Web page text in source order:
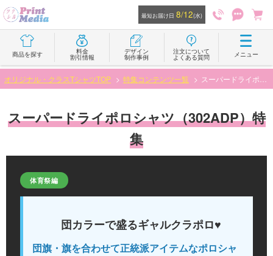
最短お届け日 8/12(水)
商品を探す 料金
割引情報
デザイン
制作事例
注文について
よくある質問 メニュー
オリジナル・クラスTシャツTOP 特集コンテンツ一覧
スーパードライポロシャツ（302ADP）特
集
体育祭編
団カラーで盛るギャルクラポロ♥
団旗・旗を合わせて正統派アイテムなポロシャ